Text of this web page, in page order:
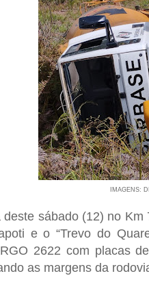
IMAGENS:
sábado (12) no
e o “Trevo do
2622 com placas
as margens da